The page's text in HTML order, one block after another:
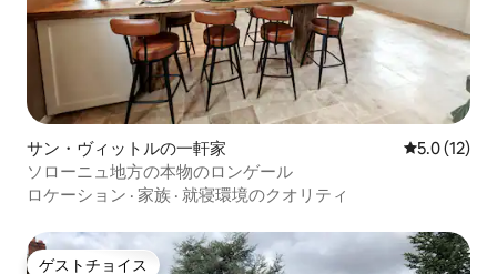
サン・ヴィットルの一軒家 レビュー12
5.0 (12)
ソローニュ地方の本物のロンゲール
ロケーション · 家族 · 就寝環境のクオリティ
ゲストチョイス